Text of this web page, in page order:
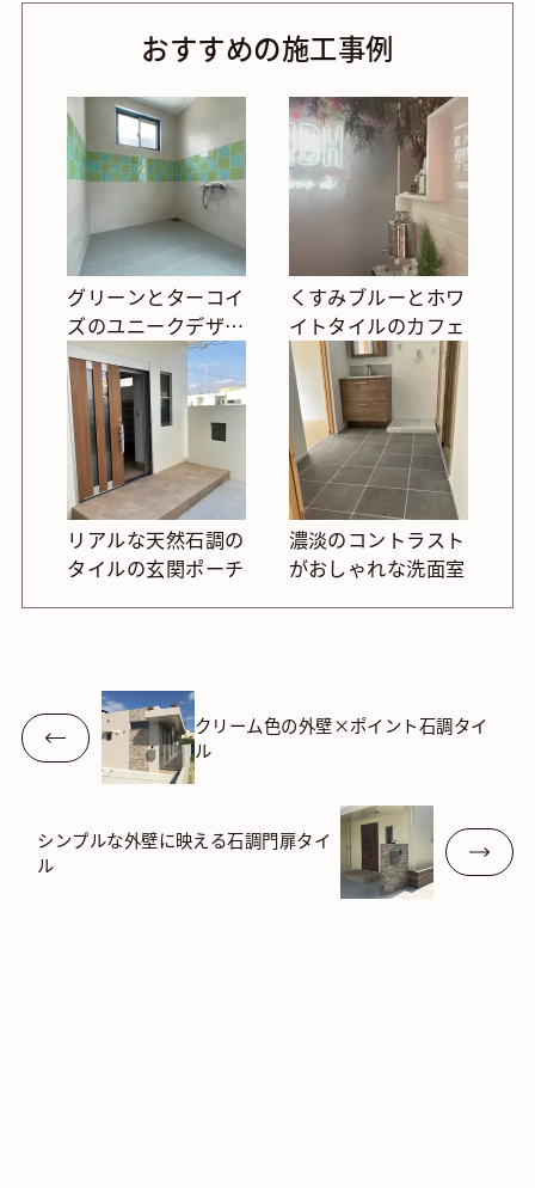
おすすめの施工事例
グリーンとターコイ
ズのユニークデザイ
ンの浴室
くすみブルーとホワ
イトタイルのカフェ
リアルな天然石調の
タイルの玄関ポーチ
濃淡のコントラスト
がおしゃれな洗面室
クリーム色の外壁×ポイント石調タイ
ル
シンプルな外壁に映える石調門扉タイ
ル